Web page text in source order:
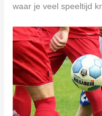
waar je veel speeltijd